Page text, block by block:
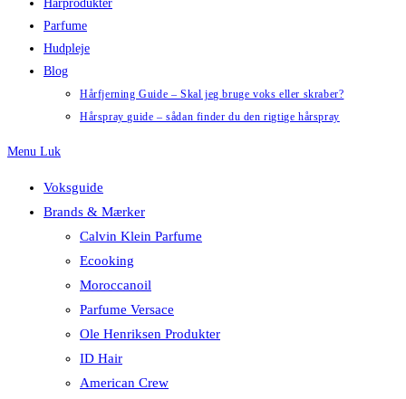
Hårprodukter
Parfume
Hudpleje
Blog
Hårfjerning Guide – Skal jeg bruge voks eller skraber?
Hårspray guide – sådan finder du den rigtige hårspray
Menu Luk
Voksguide
Brands & Mærker
Calvin Klein Parfume
Ecooking
Moroccanoil
Parfume Versace
Ole Henriksen Produkter
ID Hair
American Crew